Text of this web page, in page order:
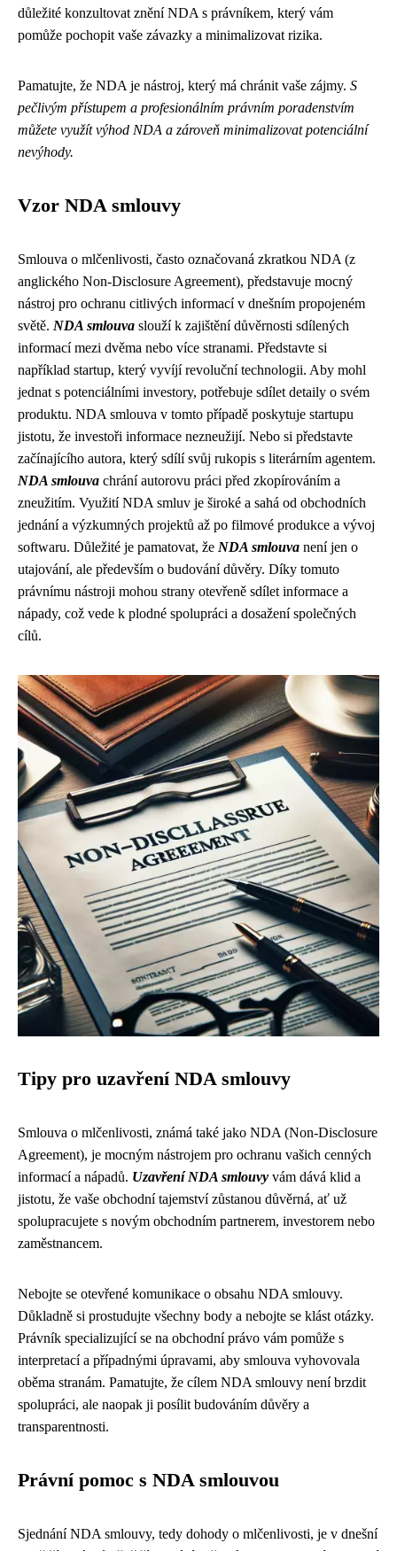
důležité konzultovat znění NDA s právníkem, který vám
pomůže pochopit vaše závazky a minimalizovat rizika.
Pamatujte, že NDA je nástroj, který má chránit vaše zájmy. S
pečlivým přístupem a profesionálním právním poradenstvím
můžete využít výhod NDA a zároveň minimalizovat potenciální
nevýhody.
Vzor NDA smlouvy
Smlouva o mlčenlivosti, často označovaná zkratkou NDA (z
anglického Non-Disclosure Agreement), představuje mocný
nástroj pro ochranu citlivých informací v dnešním propojeném
světě. NDA smlouva slouží k zajištění důvěrnosti sdílených
informací mezi dvěma nebo více stranami. Představte si
například startup, který vyvíjí revoluční technologii. Aby mohl
jednat s potenciálními investory, potřebuje sdílet detaily o svém
produktu. NDA smlouva v tomto případě poskytuje startupu
jistotu, že investoři informace nezneužijí. Nebo si představte
začínajícího autora, který sdílí svůj rukopis s literárním agentem.
NDA smlouva chrání autorovu práci před zkopírováním a
zneužitím. Využití NDA smluv je široké a sahá od obchodních
jednání a výzkumných projektů až po filmové produkce a vývoj
softwaru. Důležité je pamatovat, že NDA smlouva není jen o
utajování, ale především o budování důvěry. Díky tomuto
právnímu nástroji mohou strany otevřeně sdílet informace a
nápady, což vede k plodné spolupráci a dosažení společných
cílů.
Tipy pro uzavření NDA smlouvy
Smlouva o mlčenlivosti, známá také jako NDA (Non-Disclosure
Agreement), je mocným nástrojem pro ochranu vašich cenných
informací a nápadů. Uzavření NDA smlouvy vám dává klid a
jistotu, že vaše obchodní tajemství zůstanou důvěrná, ať už
spolupracujete s novým obchodním partnerem, investorem nebo
zaměstnancem.
Nebojte se otevřené komunikace o obsahu NDA smlouvy.
Důkladně si prostudujte všechny body a nebojte se klást otázky.
Právník specializující se na obchodní právo vám pomůže s
interpretací a případnými úpravami, aby smlouva vyhovovala
oběma stranám. Pamatujte, že cílem NDA smlouvy není brzdit
spolupráci, ale naopak ji posílit budováním důvěry a
transparentnosti.
Právní pomoc s NDA smlouvou
Sjednání NDA smlouvy, tedy dohody o mlčenlivosti, je v dnešní